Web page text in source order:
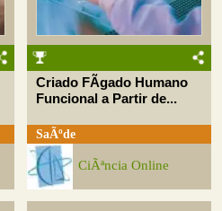
Criado FÃ­gado Humano
Funcional a Partir de...
SaÃºde
CiÃªncia Online